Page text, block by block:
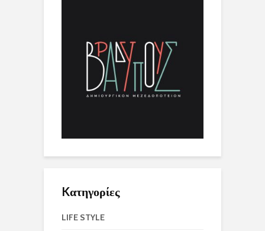
Kατηγορίες
LIFE STYLE